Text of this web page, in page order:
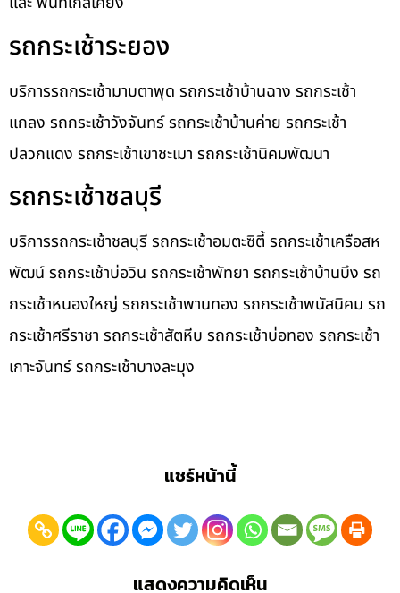
รถกระเช้าระยอง
บริการรถกระเช้ามาบตาพุด รถกระเช้าบ้านฉาง รถกระเช้า
แกลง รถกระเช้าวังจันทร์ รถกระเช้าบ้านค่าย รถกระเช้า
ปลวกแดง รถกระเช้าเขาชะเมา รถกระเช้านิคมพัฒนา
รถกระเช้าชลบุรี
บริการรถกระเช้าชลบุรี รถกระเช้าอมตะซิตี้ รถกระเช้าเครือสห
พัฒน์ รถกระเช้าบ่อวิน รถกระเช้าพัทยา รถกระเช้าบ้านบึง รถ
กระเช้าหนองใหญ่ รถกระเช้าพานทอง รถกระเช้าพนัสนิคม รถ
กระเช้าศรีราชา รถกระเช้าสัตหีบ รถกระเช้าบ่อทอง รถกระเช้า
เกาะจันทร์ รถกระเช้าบางละมุง
แชร์หน้านี้
แสดงความคิดเห็น